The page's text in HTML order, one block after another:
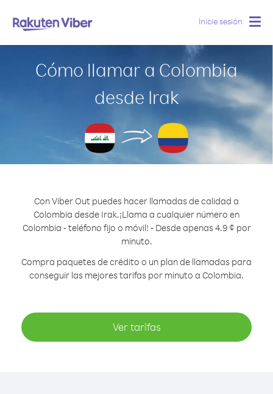
Inicie sesión
Cómo llamar a Colombia
desde Irak
Con Viber Out puedes hacer llamadas de calidad a
Colombia desde Irak.¡Llama a cualquier número en
Colombia - teléfono fijo o móvil! - Desde apenas 4.9 ¢ por
minuto.
Compra paquetes de crédito o un plan de llamadas para
conseguir las mejores tarifas por minuto a Colombia.
Ver tarifas